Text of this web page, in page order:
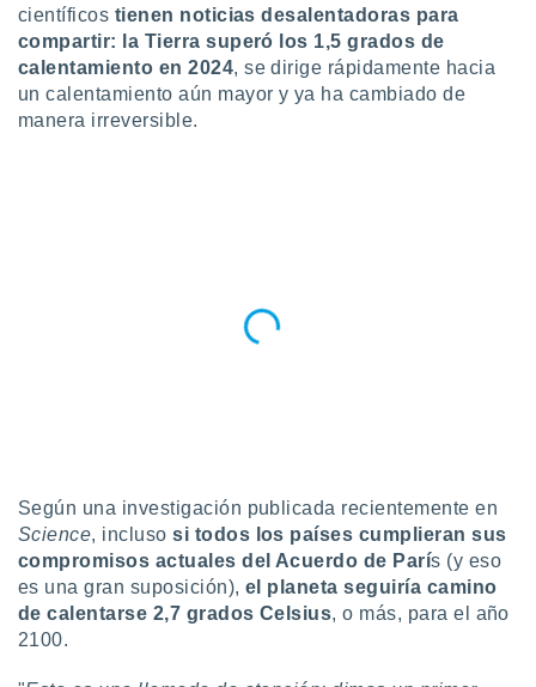
disponible
se
para
ni para
o
aunque
científicos tienen noticias desalentadoras para
compartir: la Tierra superó los 1,5 grados de
calentamiento en 2024, se dirige rápidamente hacia
un calentamiento aún mayor y ya ha cambiado de
manera irreversible.
Según una investigación publicada recientemente en
Science, inclusosi todos los países cumplieran sus
compromisos actuales del Acuerdo de París (y eso
es una gran suposición), el planeta seguiría camino
de calentarse 2,7 grados Celsius, o más, para el año
2100.